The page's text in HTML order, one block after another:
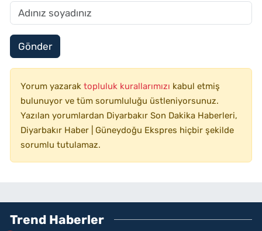
Gönder
Yorum yazarak topluluk kurallarımızı kabul etmiş
bulunuyor ve tüm sorumluluğu üstleniyorsunuz.
Yazılan yorumlardan Diyarbakır Son Dakika Haberleri,
Diyarbakır Haber | Güneydoğu Ekspres hiçbir şekilde
sorumlu tutulamaz.
Trend Haberler